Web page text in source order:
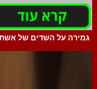
גמירה על השדים של